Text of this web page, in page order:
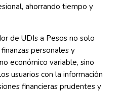
ahorrando tiempo y
de UDIs a Pesos no solo
personales y
económico variable, sino
usuarios con la información
financieras prudentes y